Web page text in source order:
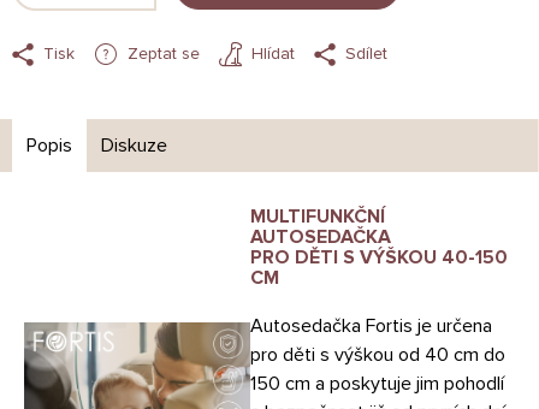
Tisk Zeptat se Hlídat Sdílet
Popis Diskuze
MULTIFUNKČNÍ
AUTOSEDAČKA
PRO DĚTI S VÝŠKOU 40-150
CM
Autosedačka Fortis je určena
pro děti s výškou od 40 cm do
150 cm a poskytuje jim pohodlí